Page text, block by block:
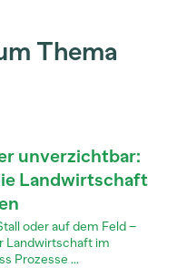
Thema
unverzichtbar:
Landwirtschaft
oder auf dem Feld –
Landwirtschaft im
Prozesse ...